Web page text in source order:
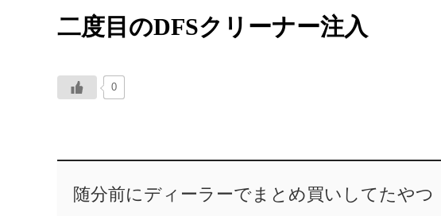
二度目のDFSクリーナー注入
0
随分前にディーラーでまとめ買いしてたやつ